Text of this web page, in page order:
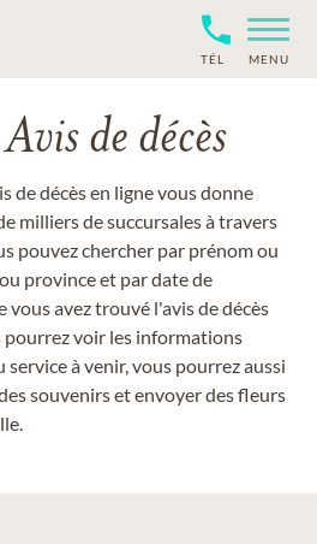
TÉL MENU
de décès
de décès en ligne vous donne
milliers de succursales à travers
pouvez chercher par prénom ou
province et par date de
avez trouvé l'avis de décès
pourrez voir les informations
à venir, vous pourrez aussi
souvenirs et envoyer des fleurs